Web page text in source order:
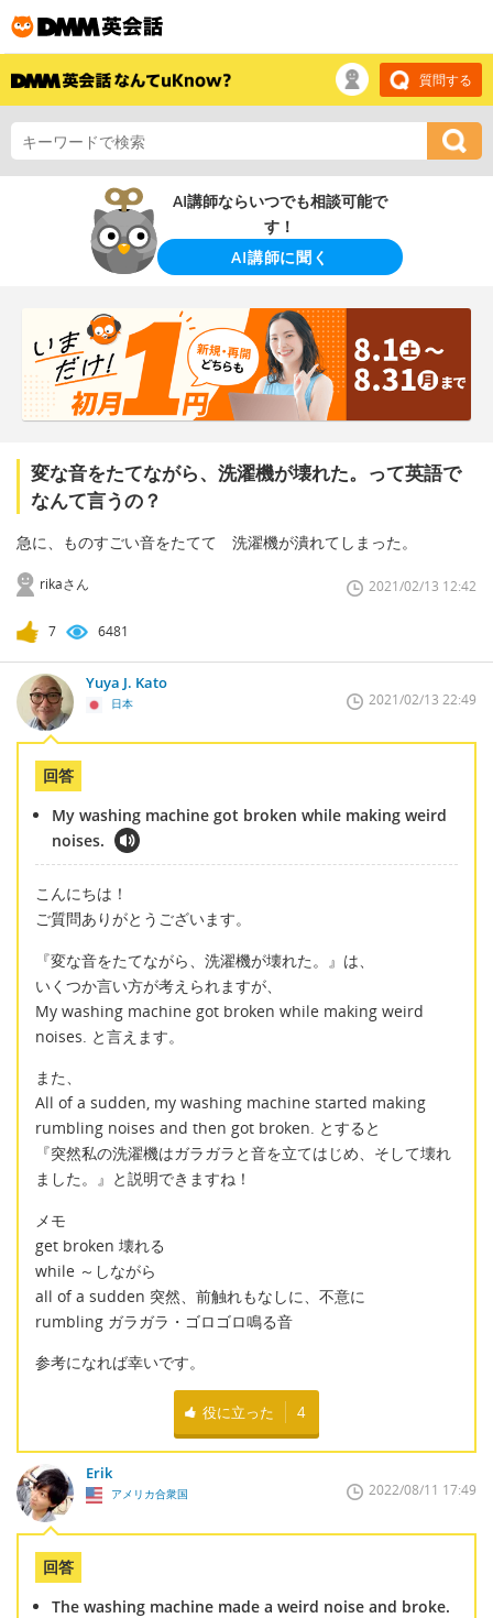
質問する
AI講師ならいつでも相談可能で
す！
AI講師に聞く
変な音をたてながら、洗濯機が壊れた。って英語で
なんて言うの？
急に、ものすごい音をたてて 洗濯機が潰れてしまった。
rikaさん 2021/02/13 12:42
7 6481
Yuya J. Kato
日本 2021/02/13 22:49
回答
My washing machine got broken while making weird
noises.
こんにちは！
ご質問ありがとうございます。
『変な音をたてながら、洗濯機が壊れた。』は、
いくつか言い方が考えられますが、
My washing machine got broken while making weird
noises. と言えます。
また、
All of a sudden, my washing machine started making
rumbling noises and then got broken. とすると
『突然私の洗濯機はガラガラと音を立てはじめ、そして壊れ
ました。』と説明できますね！
メモ
get broken 壊れる
while ～しながら
all of a sudden 突然、前触れもなしに、不意に
rumbling ガラガラ・ゴロゴロ鳴る音
参考になれば幸いです。
役に立った 4
Erik
アメリカ合衆国 2022/08/11 17:49
回答
The washing machine made a weird noise and broke.